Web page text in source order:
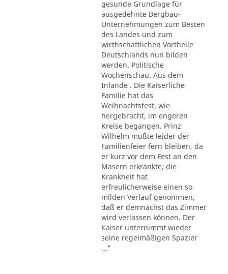
gesunde Grundlage für
ausgedehnte Bergbau-
Unternehmungen zum Besten
des Landes und zum
wirthschaftlichen Vortheile
Deutschlands nun bilden
werden. Politische
Wochenschau. Aus dem
Inlande . Die Kaiserliche
Familie hat das
Weihnachtsfest, wie
hergebracht, im engeren
Kreise begangen. Prinz
Wilhelm mußte leider der
Familienfeier fern bleiben, da
er kurz vor dem Fest an den
Masern erkrankte; die
Krankheit hat
erfreulicherweise einen so
milden Verlauf genommen,
daß er demnächst das Zimmer
wird verlassen können. Der
Kaiser unternimmt wieder
seine regelmäßigen Spazier
..."